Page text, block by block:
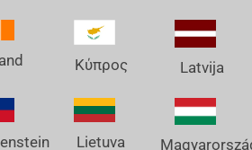
Κύπρος Latvija
Lietuva